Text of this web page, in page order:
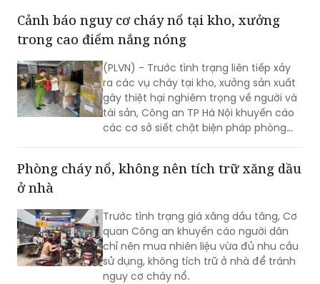
Cảnh báo nguy cơ cháy nổ tại kho, xưởng
trong cao điểm nắng nóng
(PLVN) - Trước tình trạng liên tiếp xảy
ra các vụ cháy tại kho, xưởng sản xuất
gây thiệt hại nghiêm trọng về người và
tài sản, Công an TP Hà Nội khuyến cáo
các cơ sở siết chặt biện pháp phòng
nóng, nhu cầu sử dụng điện tăng cao.
Phòng cháy nổ, không nên tích trữ xăng dầu
ở nhà
Trước tình trạng giá xăng dầu tăng, Cơ
quan Công an khuyến cáo người dân
chỉ nên mua nhiên liệu vừa đủ nhu cầu
sử dụng, không tích trữ ở nhà để tránh
nguy cơ cháy nổ.